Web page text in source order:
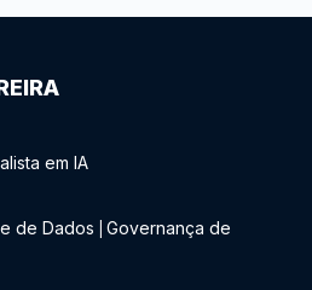
em IA
de Dados
Governança de